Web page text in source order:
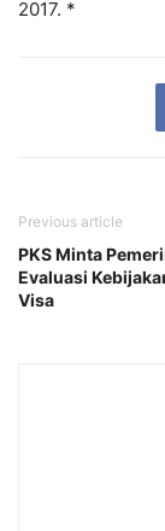
2017. *
Previous article
PKS Minta
Evaluasi
Visa